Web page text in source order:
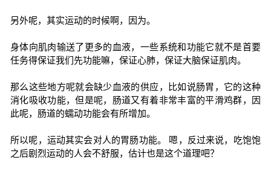
另外呢，其实运动的时候啊，因为。
身体向肌肉输送了更多的血液，一些系统和功能它就不是首要
任务得保证我们先功能嘛，保证心肺，保证大脑保证肌肉。
那么这些地方呢就会缺少血液的供应，比如说肠胃，它的这种
消化吸收功能，但是呢，肠道又有着非常丰富的平滑鸡群，因
此呢，肠道的蠕动功能会有所增加。
所以呢，运动其实会对人的胃肠功能。 嗯，反过来说，吃饱饱
之后剧烈运动的人会不舒服，估计也是这个道理吧？